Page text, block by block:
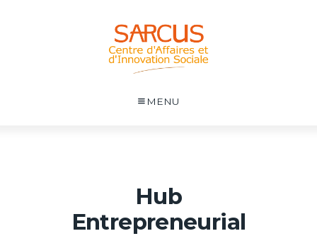
MENU
Hub
Entrepreneurial